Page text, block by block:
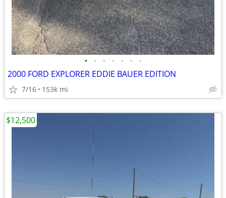
• • • • • • •
2000 FORD EXPLORER EDDIE BAUER EDITION
7/16 153k mi
$12,500